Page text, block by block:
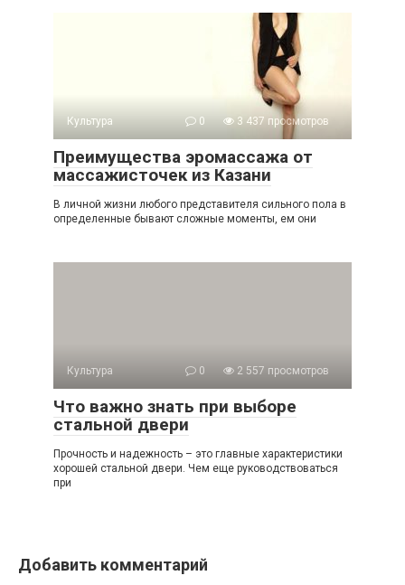
Культура 0 3 437 просмотров
Преимущества эромассажа от
массажисточек из Казани
В личной жизни любого представителя сильного пола в
определенные бывают сложные моменты, ем они
Культура 0 2 557 просмотров
Что важно знать при выборе
стальной двери
Прочность и надежность – это главные характеристики
хорошей стальной двери. Чем еще руководствоваться
при
Добавить комментарий